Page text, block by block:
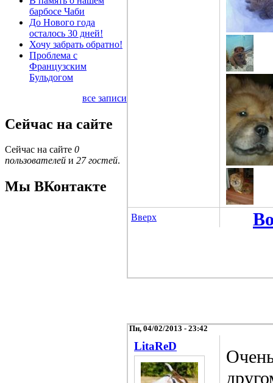
барбосе Чаби
До Нового года
осталось 30 дней!
Хочу забрать обратно!
Проблема с
Французским
Бульдогом
все записи
Сейчас на сайте
Сейчас на сайте 0
пользователей и 27 гостей.
Мы ВКонтакте
Вверх
Пн, 04/02/2013 - 23:42
LitaReD